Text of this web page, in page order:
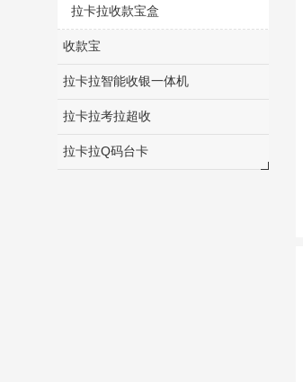
拉卡拉收款宝盒
收款宝
拉卡拉智能收银一体机
拉卡拉考拉超收
拉卡拉Q码台卡